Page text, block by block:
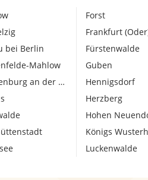
bei Berlin
Mahlow
an der Havel
Forst
Frankfurt
Fürstenwalde
Guben
Hennigsdorf
Herzberg
Hohen
Königs
Luckenwalde